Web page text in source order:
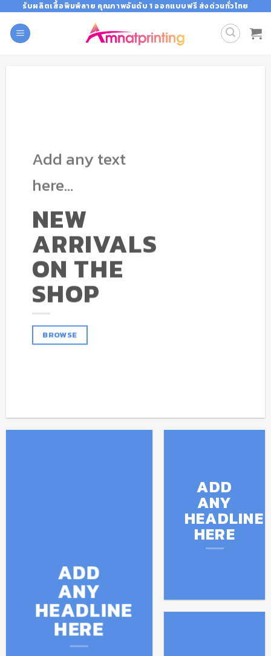
content
รับผลิตเสื้อพิมพ์ลาย คุณภาพอันดับ 1 ออกแบบฟรี ส่งด่วนทั่วไทย
Add any text
here…
NEW
ARRIVALS
ON THE
SHOP
BROWSE
ADD
ANY
HEADLINE
HERE
ADD
ANY
HEADLINE
HERE